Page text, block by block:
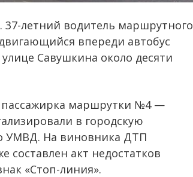
37-летний водитель маршрутного
впереди автобус
Савушкина около десяти
пассажирка маршрутки №4 —
в городскую
УМВД. На виновника ДТП
акт недостатков
«Стоп-линия».